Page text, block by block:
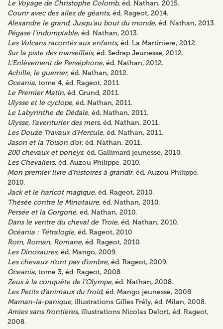
Le Voyage de Christophe Colomb, éd. Nathan, 2015.
Courir avec des ailes de géants, éd. Rageot, 2014.
Alexandre le grand, Jusqu’au bout du monde, éd. Nathan, 2013.
Pégase l’indomptable, éd. Nathan, 2013.
Les Volcans racontés aux enfants, éd. La Martiniere, 2012.
Sur la piste des marseillais, éd. Sedrap Jeunesse, 2012.
L’Enlèvement de Perséphone, éd. Nathan, 2012.
Achille, le guerrier, éd. Nathan, 2012.
Oceania, tome 4, éd. Rageot, 2011.
Le Premier Matin, éd. Grund, 2011.
Ulysse et le cyclope, éd. Nathan, 2011.
Le Labyrinthe de Dédale, éd. Nathan, 2011.
Ulysse, l’aventurier des mers, éd. Nathan, 2011.
Les Douze Travaux d’Hercule, éd. Nathan, 2011.
Jason et la Toison d’or, éd. Nathan, 2011.
200 chevaux et poneys, éd. Gallimard jeunesse, 2010.
Les Chevaliers, éd. Auzou Philippe, 2010.
Mon premier livre d’histoires à grandir, éd. Auzou Philippe,
2010.
Jack et le haricot magique, éd. Rageot, 2010.
Thésée contre le Minotaure, éd. Nathan, 2010.
Persée et la Gorgone, éd. Nathan, 2010.
Dans le ventre du cheval de Troie, éd. Nathan, 2010.
Océania : Tétralogie, éd. Rageot, 2010
Rom, Roman, Romane, éd. Rageot, 2010.
Les Dinosaures, éd. Mango, 2009.
Les chevaux n’ont pas d’ombre, éd. Rageot, 2009.
Oceania, tome 3, éd. Rageot, 2008.
Zeus à la conquête de l’Olympe, éd. Nathan, 2008.
Les Petits d’animaux du froid, éd. Mango jeunesse, 2008.
Maman-la-panique, illustrations Gilles Frély, éd. Milan, 2008.
Amies sans frontières, illustrations Nicolas Delort, éd. Rageot,
2008.